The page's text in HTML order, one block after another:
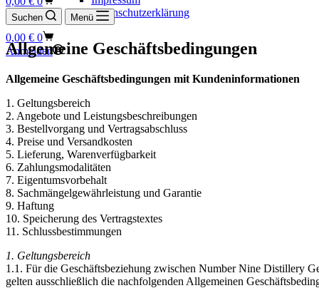
Datenschutzerklärung
Warenkorb
0,00 € 0
Anmelden
Suchen Menü
Allgemeine Geschäftsbedingungen
Allgemeine Geschäftsbedingungen mit Kundeninformationen
1. Geltungsbereich
2. Angebote und Leistungsbeschreibungen
3. Bestellvorgang und Vertragsabschluss
4. Preise und Versandkosten
5. Lieferung, Warenverfügbarkeit
6. Zahlungsmodalitäten
7. Eigentumsvorbehalt
8. Sachmängelgewährleistung und Garantie
9. Haftung
10. Speicherung des Vertragstextes
11. Schlussbestimmungen
1. Geltungsbereich
1.1. Für die Geschäftsbeziehung zwischen Number Nine Distillery
gelten ausschließlich die nachfolgenden Allgemeinen